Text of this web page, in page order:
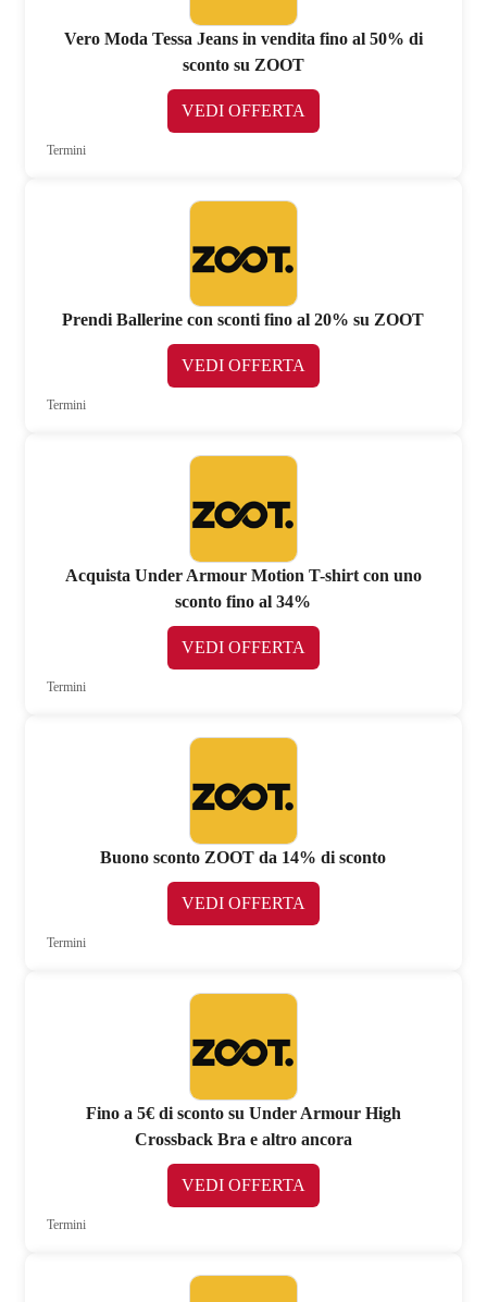
Vero Moda Tessa Jeans in vendita fino al 50% di
sconto su ZOOT
VEDI OFFERTA
Termini
Prendi Ballerine con sconti fino al 20% su ZOOT
VEDI OFFERTA
Termini
Acquista Under Armour Motion T-shirt con uno
sconto fino al 34%
VEDI OFFERTA
Termini
Buono sconto ZOOT da 14% di sconto
VEDI OFFERTA
Termini
Fino a 5€ di sconto su Under Armour High
Crossback Bra e altro ancora
VEDI OFFERTA
Termini